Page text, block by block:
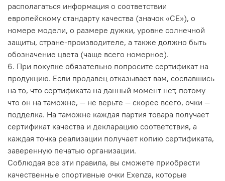
располагаться информация о соответствии
европейскому стандарту качества (значок «CE»), о
номере модели, о размере дужки, уровне солнечной
защиты, стране-производителе, а также должно быть
обозначение цвета (чаще всего номерное).
6. При покупке обязательно попросите сертификат на
продукцию. Если продавец отказывает вам, сославшись
на то, что сертификата на данный момент нет, потому
что он на таможне, — не верьте — скорее всего, очки —
подделка. На таможне каждая партия товара получает
сертификат качества и декларацию соответствия, а
каждая точка реализации получает копию сертификата,
заверенную печатью организации.
Соблюдая все эти правила, вы сможете приобрести
качественные спортивные очки Exenza, которые